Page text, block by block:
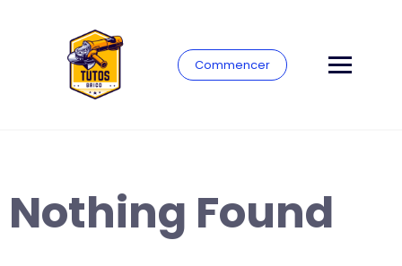
Commencer
Nothing Found